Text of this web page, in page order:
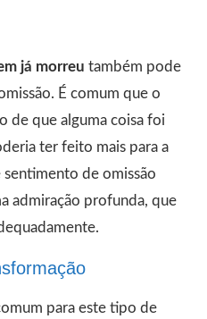
já morreu também pode
É comum que o
de que alguma coisa foi
ter feito mais para a
sentimento de omissão
admiração profunda, que
para este tipo de